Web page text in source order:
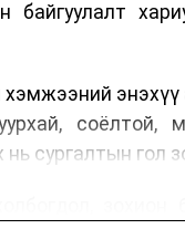
байгуулалт
хэмжээний
соёлтой,
нь сургалтын гол